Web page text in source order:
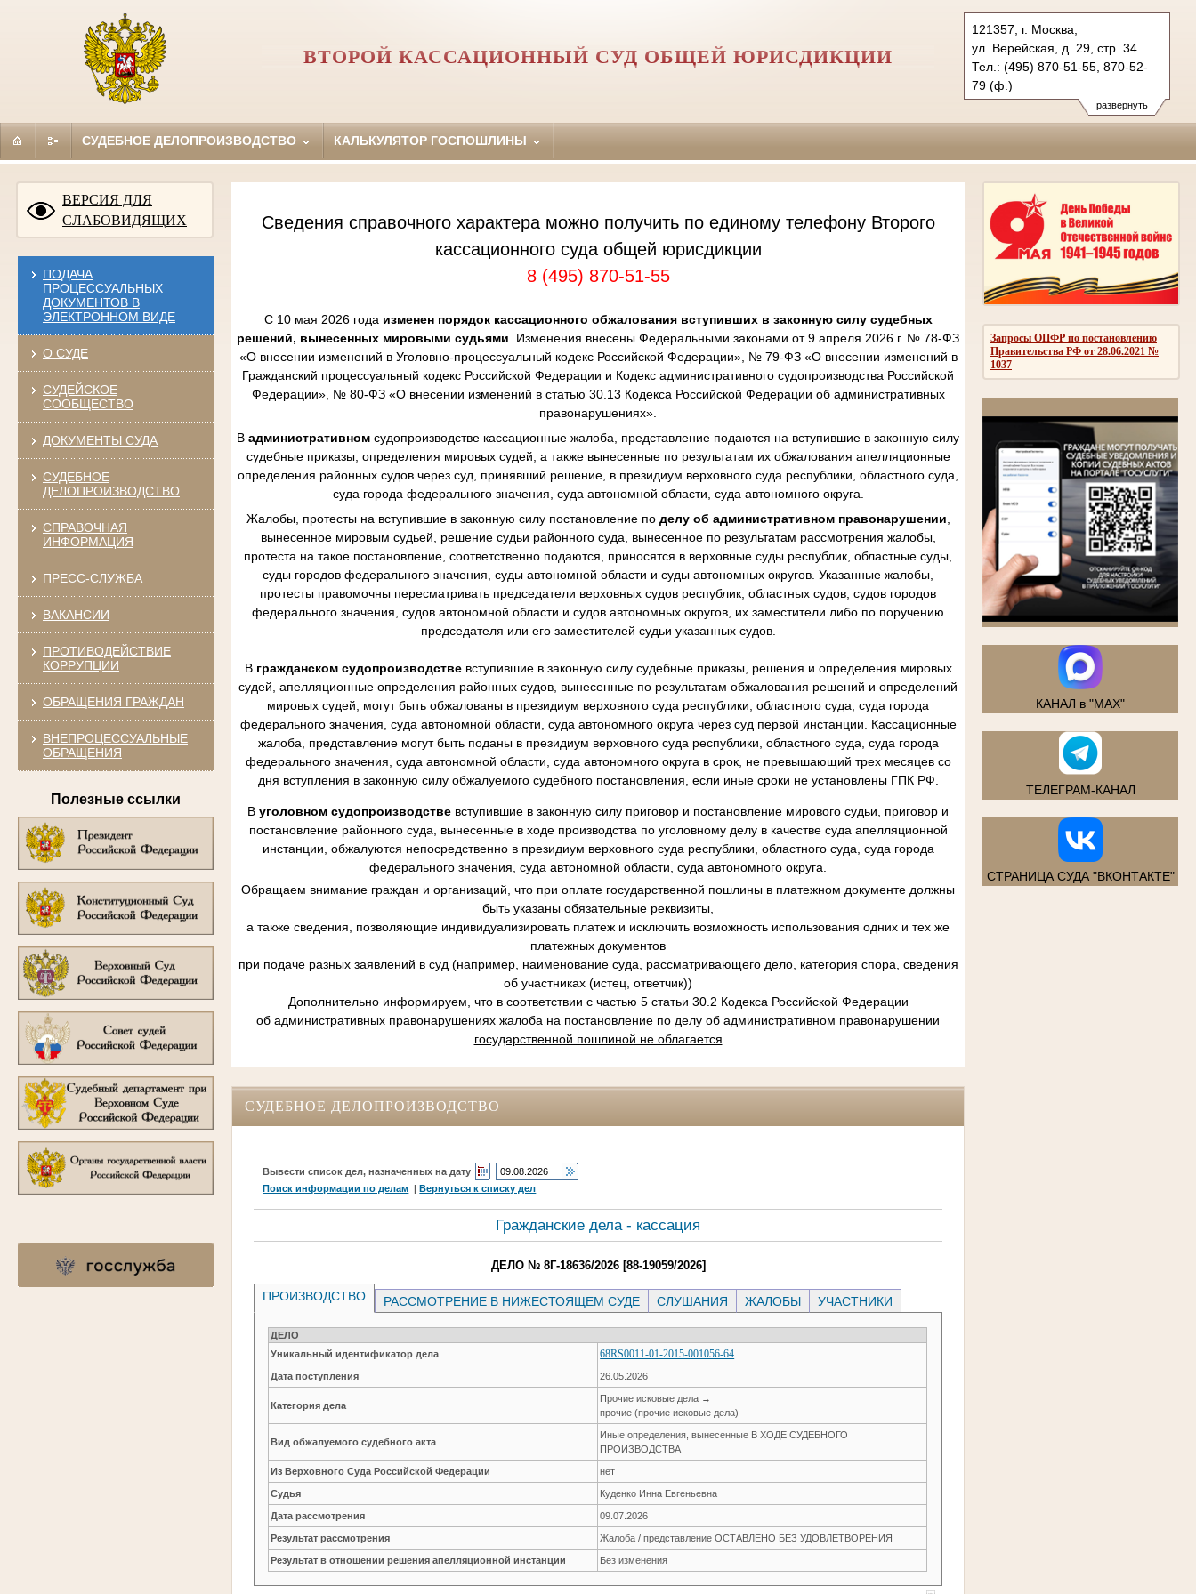
развернуть
121357, г. Москва,
ул. Верейская, д. 29, стр. 34
Тел.: (495) 870-51-55, 870-52-
79 (ф.)
2kas@sudrf.ru
ВТОРОЙ КАССАЦИОННЫЙ СУД ОБЩЕЙ ЮРИСДИКЦИИ
СУДЕБНОЕ ДЕЛОПРОИЗВОДСТВО КАЛЬКУЛЯТОР ГОСПОШЛИНЫ
ВЕРСИЯ ДЛЯ
СЛАБОВИДЯЩИХ
ПОДАЧА
ПРОЦЕССУАЛЬНЫХ
ДОКУМЕНТОВ В
ЭЛЕКТРОННОМ ВИДЕ
О СУДЕ
СУДЕЙСКОЕ
СООБЩЕСТВО
ДОКУМЕНТЫ СУДА
СУДЕБНОЕ
ДЕЛОПРОИЗВОДСТВО
СПРАВОЧНАЯ
ИНФОРМАЦИЯ
ПРЕСС-СЛУЖБА
ВАКАНСИИ
ПРОТИВОДЕЙСТВИЕ
КОРРУПЦИИ
ОБРАЩЕНИЯ ГРАЖДАН
ВНЕПРОЦЕССУАЛЬНЫЕ
ОБРАЩЕНИЯ
Полезные ссылки
Запросы ОПФР по постановлению
Правительства РФ от 28.06.2021 №
1037
КАНАЛ в "MAX"
ТЕЛЕГРАМ-КАНАЛ
СТРАНИЦА СУДА "ВКОНТАКТЕ"
Сведения справочного характера можно получить по единому телефону Второго
кассационного суда общей юрисдикции
8 (495) 870-51-55
С 10 мая 2026 года изменен порядок кассационного обжалования вступивших в законную силу судебных
решений, вынесенных мировыми судьями. Изменения внесены Федеральными законами от 9 апреля 2026 г. № 78-ФЗ
«О внесении изменений в Уголовно-процессуальный кодекс Российской Федерации», № 79-ФЗ «О внесении изменений в
Гражданский процессуальный кодекс Российской Федерации и Кодекс административного судопроизводства Российской
Федерации», № 80-ФЗ «О внесении изменений в статью 30.13 Кодекса Российской Федерации об административных
правонарушениях».
В административном судопроизводстве кассационные жалоба, представление подаются на вступившие в законную силу
судебные приказы, определения мировых судей, а также вынесенные по результатам их обжалования апелляционные
определения районных судов через суд, принявший решение, в президиум верховного суда республики, областного суда,
суда города федерального значения, суда автономной области, суда автономного округа.
Жалобы, протесты на вступившие в законную силу постановление по делу об административном правонарушении,
вынесенное мировым судьей, решение судьи районного суда, вынесенное по результатам рассмотрения жалобы,
протеста на такое постановление, соответственно подаются, приносятся в верховные суды республик, областные суды,
суды городов федерального значения, суды автономной области и суды автономных округов. Указанные жалобы,
протесты правомочны пересматривать председатели верховных судов республик, областных судов, судов городов
федерального значения, судов автономной области и судов автономных округов, их заместители либо по поручению
председателя или его заместителей судьи указанных судов.
В гражданском судопроизводствевступившие в законную силу судебные приказы, решения и определения мировых
судей, апелляционные определения районных судов, вынесенные по результатам обжалования решений и определений
мировых судей, могут быть обжалованы в президиум верховного суда республики, областного суда, суда города
федерального значения, суда автономной области, суда автономного округа через суд первой инстанции. Кассационные
жалоба, представление могут быть поданы в президиум верховного суда республики, областного суда, суда города
федерального значения, суда автономной области, суда автономного округа в срок, не превышающий трех месяцев со
дня вступления в законную силу обжалуемого судебного постановления, если иные сроки не установлены ГПК РФ.
В уголовном судопроизводстве вступившие в законную силу приговор и постановление мирового судьи, приговор и
постановление районного суда, вынесенные в ходе производства по уголовному делу в качестве суда апелляционной
инстанции, обжалуются непосредственно в президиум верховного суда республики, областного суда, суда города
федерального значения, суда автономной области, суда автономного округа.
Обращаем внимание граждан и организаций, что при оплате государственной пошлины в платежном документе должны
быть указаны обязательные реквизиты,
а также сведения, позволяющие индивидуализировать платеж и исключить возможность использования одних и тех же
платежных документов
при подаче разных заявлений в суд (например, наименование суда, рассматривающего дело, категория спора, сведения
об участниках (истец, ответчик))
Дополнительно информируем, что в соответствии с частью 5 статьи 30.2 Кодекса Российской Федерации
об административных правонарушениях жалоба на постановление по делу об административном правонарушении
государственной пошлиной не облагается
СУДЕБНОЕ ДЕЛОПРОИЗВОДСТВО
Вывести список дел, назначенных на дату
Поиск информации по делам |Вернуться к списку дел
Гражданские дела - кассация
ДЕЛО № 8Г-18636/2026 [88-19059/2026]
ПРОИЗВОДСТВО РАССМОТРЕНИЕ В НИЖЕСТОЯЩЕМ СУДЕ СЛУШАНИЯ ЖАЛОБЫ УЧАСТНИКИ
ДЕЛО
Уникальный идентификатор дела
68RS0011-01-2015-001056-64
Дата поступления 26.05.2026
Категория дела
Прочие исковые дела →
прочие (прочие исковые дела)
Вид обжалуемого судебного акта
Иные определения, вынесенные В ХОДЕ СУДЕБНОГО
ПРОИЗВОДСТВА
Из Верховного Суда Российской Федерации нет
Судья Куденко Инна Евгеньевна
Дата рассмотрения 09.07.2026
Результат рассмотрения Жалоба / представление ОСТАВЛЕНО БЕЗ УДОВЛЕТВОРЕНИЯ
Результат в отношении решения апелляционной инстанции Без изменения